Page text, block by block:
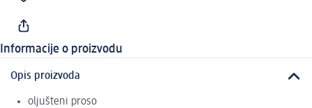
Informacije o proizvodu
Opis proizvoda
oljušteni proso